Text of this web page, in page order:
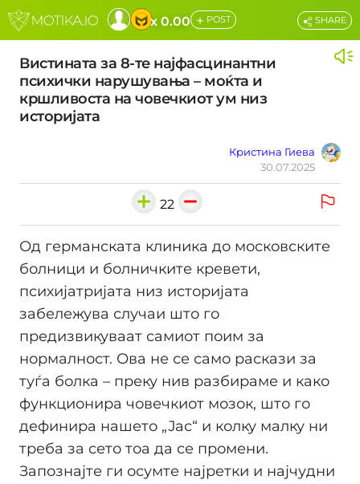
x 0.00 + POST
Вистината за 8-те најфасцинантни
психички нарушувања – моќта и
кршливоста на човечкиот ум низ
историјата
Кристина Гиева
30.07.2025
SHARE
22
Од германската клиника до московските
болници и болничките кревети,
психијатријата низ историјата
забележува случаи што го
предизвикуваат самиот поим за
нормалност. Ова не се само раскази за
туѓа болка – преку нив разбираме и како
функционира човечкиот мозок, што го
дефинира нашето „Јас“ и колку малку ни
треба за сето тоа да се промени.
Запознајте ги осумте најретки и најчудни